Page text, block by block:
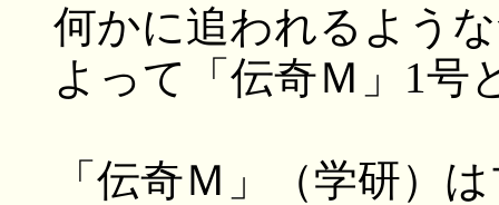
何かに追われるよう
よって「伝奇Ｍ」1号
「伝奇Ｍ」（学研）